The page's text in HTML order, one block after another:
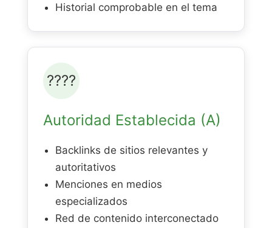
Historial comprobable en el tema
????
Autoridad Establecida (A)
Backlinks de sitios relevantes y
autoritativos
Menciones en medios
especializados
Red de contenido interconectado